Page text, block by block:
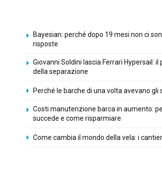
Bayesian: perché dopo 19 mesi non ci
risposte
Giovanni Soldini lascia Ferrari Hypersail: il
della separazione
Perché le barche di una volta avevano gli
Costi manutenzione barca in aumento:
succede e come risparmiare
Come cambia il mondo della vela: i